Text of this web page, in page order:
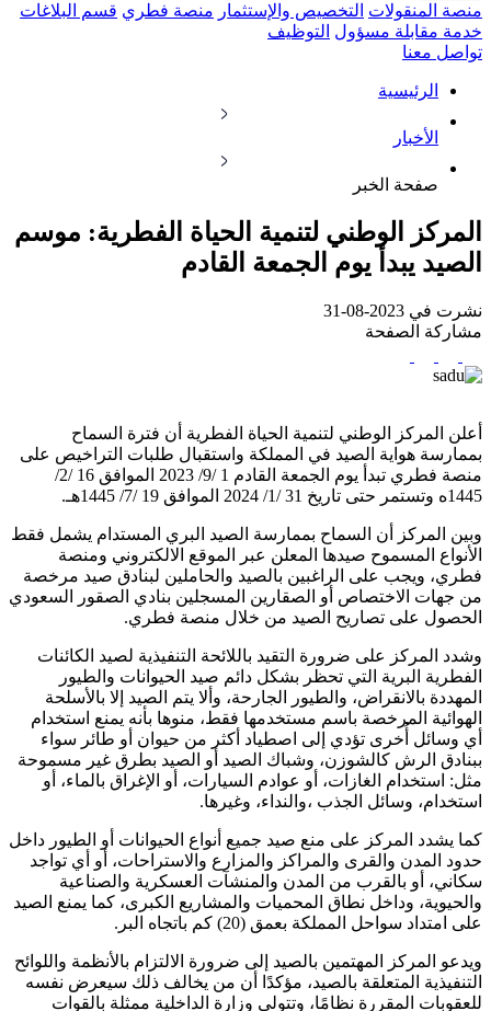
منصة المنقولات التخصيص والإستثمار منصة فطري قسم البلاغات
خدمة مقابلة مسؤول التوظيف
تواصل معنا
الرئيسية
الأخبار
صفحة الخبر
المركز الوطني لتنمية الحياة الفطرية: موسم
الصيد يبدأ يوم الجمعة القادم
نشرت في 2023-08-31
مشاركة الصفحة
أعلن المركز الوطني لتنمية الحياة الفطرية أن فترة السماح
بممارسة هواية الصيد في المملكة واستقبال طلبات التراخيص على
منصة فطري تبدأ يوم الجمعة القادم 1 /9/ 2023 الموافق 16 /2/
1445ه وتستمر حتى تاريخ 31 /1/ 2024 الموافق 19 /7/ 1445هـ.
وبين المركز أن السماح بممارسة الصيد البري المستدام يشمل فقط
الأنواع المسموح صيدها المعلن عبر الموقع الالكتروني ومنصة
فطري، ويجب على الراغبين بالصيد والحاملين لبنادق صيد مرخصة
من جهات الاختصاص أو الصقارين المسجلين بنادي الصقور السعودي
الحصول على تصاريح الصيد من خلال منصة فطري.
وشدد المركز على ضرورة التقيد باللائحة التنفيذية لصيد الكائنات
الفطرية البرية التي تحظر بشكل دائم صيد الحيوانات والطيور
المهددة بالانقراض، والطيور الجارحة، وألا يتم الصيد إلا بالأسلحة
الهوائية المرخصة باسم مستخدمها فقط، منوها بأنه يمنع استخدام
أي وسائل أُخرى تؤدي إلى اصطياد أكثر من حيوان أو طائر سواء
ببنادق الرش كالشوزن، وشباك الصيد أو الصيد بطرق غير مسموحة
مثل: استخدام الغازات، أو عوادم السيارات، أو الإغراق بالماء، أو
استخدام، وسائل الجذب ،والنداء، وغيرها.
كما يشدد المركز على منع صيد جميع أنواع الحيوانات أو الطيور داخل
حدود المدن والقرى والمراكز والمزارع والاستراحات، أو أي تواجد
سكاني، أو بالقرب من المدن والمنشآت العسكرية والصناعية
والحيوية، وداخل نطاق المحميات والمشاريع الكبرى، كما يمنع الصيد
على امتداد سواحل المملكة بعمق (20) كم باتجاه البر.
ويدعو المركز المهتمين بالصيد إلى ضرورة الالتزام بالأنظمة واللوائح
التنفيذية المتعلقة بالصيد، مؤكدًا أن من يخالف ذلك سيعرض نفسه
للعقوبات المقررة نظامًا، وتتولى وزارة الداخلية ممثلة بالقوات